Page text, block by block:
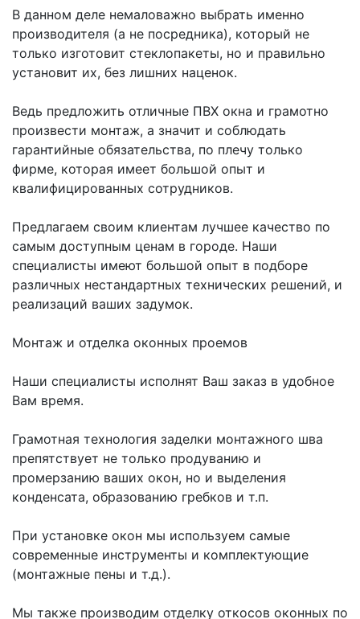
В данном деле немаловажно выбрать именно
производителя (а не посредника), который не
только изготовит стеклопакеты, но и правильно
установит их, без лишних наценок.
Ведь предложить отличные ПВХ окна и грамотно
произвести монтаж, а значит и соблюдать
гарантийные обязательства, по плечу только
фирме, которая имеет большой опыт и
квалифицированных сотрудников.
Предлагаем своим клиентам лучшее качество по
самым доступным ценам в городе. Наши
специалисты имеют большой опыт в подборе
различных нестандартных технических решений, и
реализаций ваших задумок.
Монтаж и отделка оконных проемов
Наши специалисты исполнят Ваш заказ в удобное
Вам время.
Грамотная технология заделки монтажного шва
препятствует не только продуванию и
промерзанию ваших окон, но и выделения
конденсата, образованию гребков и т.п.
При установке окон мы используем самые
современные инструменты и комплектующие
(монтажные пены и т.д.).
Мы также производим отделку откосов оконных по